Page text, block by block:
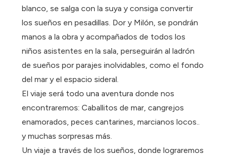
blanco, se salga con la suya y consiga convertir
los sueños en pesadillas. Dor y Milón, se pondrán
manos a la obra y acompañados de todos los
niños asistentes en la sala, perseguirán al ladrón
de sueños por parajes inolvidables, como el fondo
del mar y el espacio sideral.
El viaje será todo una aventura donde nos
encontraremos: Caballitos de mar, cangrejos
enamorados, peces cantarines, marcianos locos..
y muchas sorpresas más.
Un viaje a través de los sueños, donde lograremos